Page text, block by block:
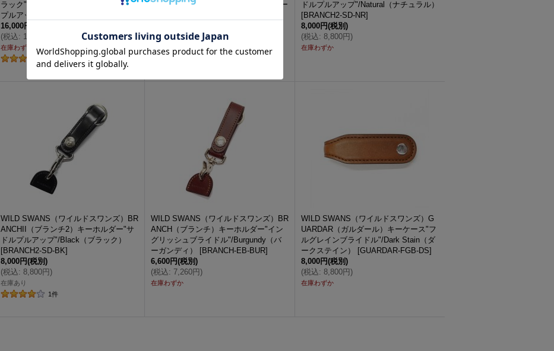
ラック"クロコダイル"×ブラック"サドル
プルアップ"
16,000円
(税込: 17,600円
在庫わずか
ョコ"クロコダイル"×オレンジ"ブッテー
(税込: 17,600円 )
ドルプルアップ"/Natural（ナチュラル）
[BRANCH2-SD-NR]
8,000円(税別)
(税込: 8,800円)
在庫わずか
WILD SWANS（ワイルドスワンズ）BR
ANCHII（ブランチ2）キーホルダー"サ
ドルプルアップ"/Black（ブラック）
[BRANCH2-SD-BK]
8,000円(税別)
(税込: 8,800円)
在庫あり
1件
WILD SWANS（ワイルドスワンズ）BR
ANCH（ブランチ）キーホルダー"イン
グリッシュブライドル"/Burgundy（バ
ーガンディ）
[BRANCH-EB-BUR]
6,600円(税別)
(税込: 7,260円)
在庫わずか
WILD SWANS（ワイルドスワンズ）G
UARDAR（ガルダール）キーケース"フ
ルグレインブライドル"/Dark Stain（ダ
ークステイン）
[GUARDAR-FGB-DS]
8,000円(税別)
(税込: 8,800円)
在庫わずか